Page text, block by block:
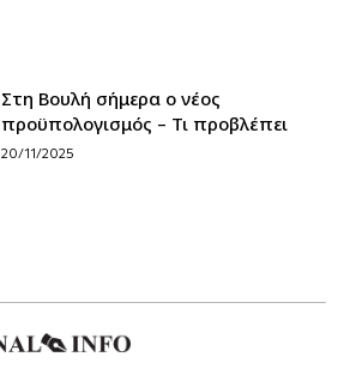
Στη Βουλή σήμερα ο νέος
προϋπολογισμός – Τι προβλέπει
20/11/2025